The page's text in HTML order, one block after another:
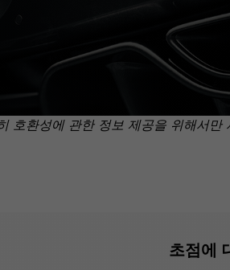
환성에 관한 정보 제공을 위해서만
초점에